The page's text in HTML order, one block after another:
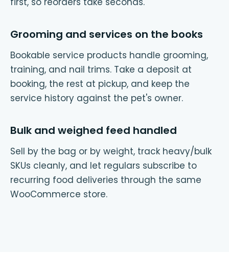
Grooming and services on the books
Bookable service products handle grooming,
training, and nail trims. Take a deposit at
booking, the rest at pickup, and keep the
service history against the pet's owner.
Bulk and weighed feed handled
Sell by the bag or by weight, track heavy/bulk
SKUs cleanly, and let regulars subscribe to
recurring food deliveries through the same
WooCommerce store.